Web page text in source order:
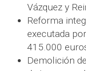
Vázquez y
Reforma
executada
415.000
Demolición